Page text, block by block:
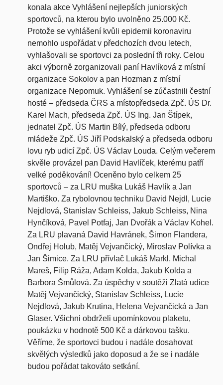
konala akce Vyhlášení nejlepších juniorských
sportovců, na kterou bylo uvolněno 25.000 Kč.
Protože se vyhlášení kvůli epidemii koronaviru
nemohlo uspořádat v předchozích dvou letech,
vyhlašovali se sportovci za poslední tři roky. Celou
akci výborně zorganizovali paní Havlíková z místní
organizace Sokolov a pan Hozman z místní
organizace Nepomuk. Vyhlášení se zúčastnili čestní
hosté – předseda ČRS a místopředseda Zpč. ÚS Dr.
Karel Mach, předseda Zpč. ÚS Ing. Jan Štípek,
jednatel Zpč. ÚS Martin Bílý, předseda odboru
mládeže Zpč. ÚS Jiří Podskalský a předseda odboru
lovu ryb udicí Zpč. ÚS Václav Louda. Celým večerem
skvěle provázel pan David Havlíček, kterému patří
velké poděkování! Oceněno bylo celkem 25
sportovců – za LRU muška Lukáš Havlík a Jan
Martiško. Za rybolovnou techniku David Nejdl, Lucie
Nejdlová, Stanislav Schleiss, Jakub Schleiss, Nina
Hynčíková, Pavel Potfaj, Jan Dvořák a Václav Kohel.
Za LRU plavaná David Havránek, Šimon Flandera,
Ondřej Holub, Matěj Vejvančický, Miroslav Polívka a
Jan Šimice. Za LRU přívlač Lukáš Markl, Michal
Mareš, Filip Ráža, Adam Kolda, Jakub Kolda a
Barbora Šmůlová. Za úspěchy v soutěži Zlatá udice
Matěj Vejvančický, Stanislav Schleiss, Lucie
Nejdlová, Jakub Krutina, Helena Vejvančická a Jan
Glaser. Všichni obdrželi upomínkovou plaketu,
poukázku v hodnotě 500 Kč a dárkovou tašku.
Věříme, že sportovci budou i nadále dosahovat
skvělých výsledků jako doposud a že se i nadále
budou pořádat takováto setkání.